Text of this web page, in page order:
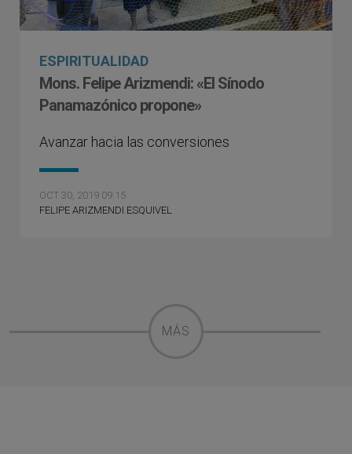
ESPIRITUALIDAD
Mons. Felipe Arizmendi: «El Sínodo
Panamazónico propone»
Avanzar hacia las conversiones
OCT 30, 2019 09:15
FELIPE ARIZMENDI ESQUIVEL
MÁS